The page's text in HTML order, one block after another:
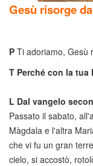
Gesù risorge
P Ti adoriamo, Gesù
T Perché con la tua
L Dal vangelo
Passato il sabato,
Màgdala e l'altra
che vi fu un gran
cielo, si accostò,